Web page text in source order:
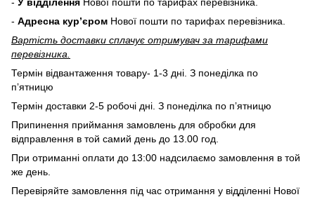
- Адресна курʼєром Нової пошти по тарифах перевізника.
Вартість доставки cплачує отримувач за тарифами
перевізника.
Термін відвантаження товару- 1-3 дні. З понеділка по
пʼятницю
Термін доставки 2-5 робочі дні. З понеділка по пʼятницю
Припинення приймання замовлень для обробки для
відправлення в той самий день до 13.00 год.
При отриманні оплати до 13:00 надсилаємо замовлення в той
же день.
Перевіряйте замовлення під час отримання у відділенні Нової